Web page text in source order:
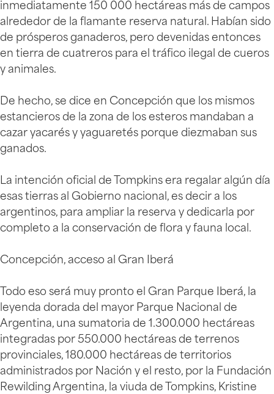
inmediatamente 150 000 hectáreas más de campos
alrededor de la flamante reserva natural. Habían sido
de prósperos ganaderos, pero devenidas entonces
en tierra de cuatreros para el tráfico ilegal de cueros
y animales.
De hecho, se dice en Concepción que los mismos
estancieros de la zona de los esteros mandaban a
cazar yacarés y yaguaretés porque diezmaban sus
ganados.
La intención oficial de Tompkins era regalar algún día
esas tierras al Gobierno nacional, es decir a los
argentinos, para ampliar la reserva y dedicarla por
completo a la conservación de flora y fauna local.
Concepción, acceso al Gran Iberá
Todo eso será muy pronto el Gran Parque Iberá, la
leyenda dorada del mayor Parque Nacional de
Argentina, una sumatoria de 1.300.000 hectáreas
integradas por 550.000 hectáreas de terrenos
provinciales, 180.000 hectáreas de territorios
administrados por Nación y el resto, por la Fundación
Rewilding Argentina, la viuda de Tompkins, Kristine